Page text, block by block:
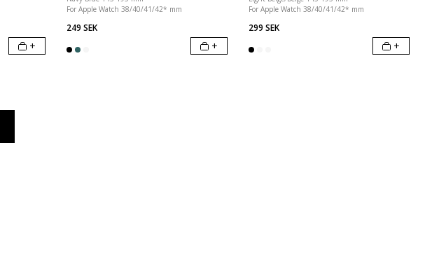
+
For Apple Watch 38/40/41/42* mm
249 SEK
+
For Apple Watch 38/40/41/42* mm
299 SEK
+